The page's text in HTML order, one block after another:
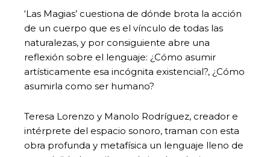
‘Las Magias’ cuestiona de dónde brota la acción
de un cuerpo que es el vínculo de todas las
naturalezas, y por consiguiente abre una
reflexión sobre el lenguaje: ¿Cómo asumir
artísticamente esa incógnita existencial?, ¿Cómo
asumirla como ser humano?
Teresa Lorenzo y Manolo Rodríguez, creador e
intérprete del espacio sonoro, traman con esta
obra profunda y metafísica un lenguaje lleno de